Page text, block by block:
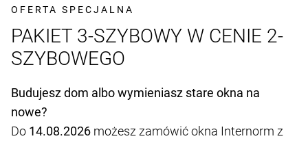
OFERTA SPECJALNA
PAKIET 3-SZYBOWY W CENIE 2-
SZYBOWEGO
Budujesz dom albo wymieniasz stare okna na
nowe?
Do 14.08.2026 możesz zamówić okna Internorm z